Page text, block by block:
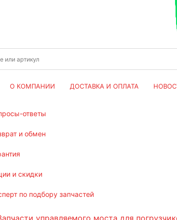
О КОМПАНИИ ДОСТАВКА И ОПЛАТА
ответы
и обмен
и скидки
по подбору запчастей
управляемого моста для